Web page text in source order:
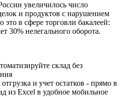
увеличилось число
и продуктов с нарушением
это в сфере торговли бакалеей:
30% нелегального оборота.
склад без
и учет остатков - прямо в
из Excel в удобное мобильное